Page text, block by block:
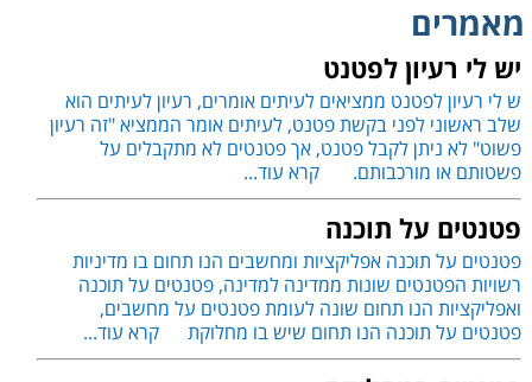
מאמרים
יש לי רעיון לפטנט
ש לי רעיון לפטנט ממציאים לעיתים אומרים, רעיון לעיתים הוא
שלב ראשוני לפני בקשת פטנט, לעיתים אומר הממציא "זה רעיון
פשוט" לא ניתן לקבל פטנט, אך פטנטים לא מתקבלים על
פשטותם או מורכבותם.
קרא עוד...
פטנטים על תוכנה
פטנטים על תוכנה אפליקציות ומחשבים הנו תחום בו מדיניות
רשויות הפטנטים שונות ממדינה למדינה, פטנטים על תוכנה
ואפליקציות הנו תחום שונה לעומת פטנטים על מחשבים,
פטנטים על תוכנה הנו תחום שיש בו מחלוקת
קרא עוד...